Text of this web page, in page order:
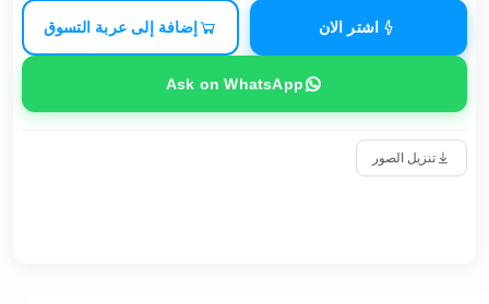
اشتر الان إضافة إلى عربة التسوق
Ask on WhatsApp
تنزيل الصور